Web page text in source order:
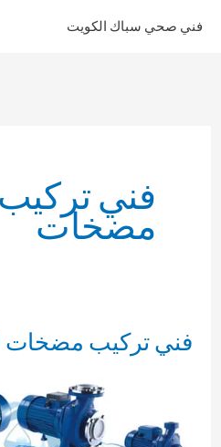
فني صحي سباك الكويت
فني تركيب
مضخات
فني تركيب مضخات المياه